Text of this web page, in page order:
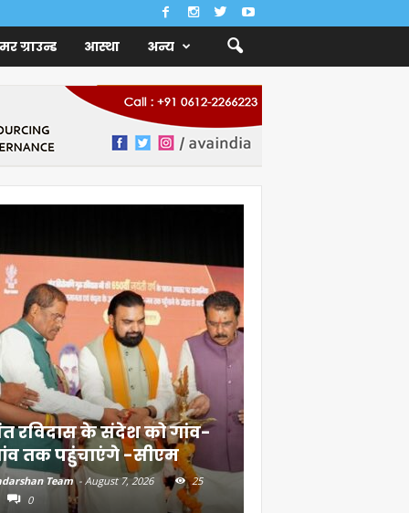
ग्राउन्ड आस्था अन्य
रविदास के संदेश को गांव-
तक पहुंचाएंगे -सीएम
Team - August 7, 2026
25
0